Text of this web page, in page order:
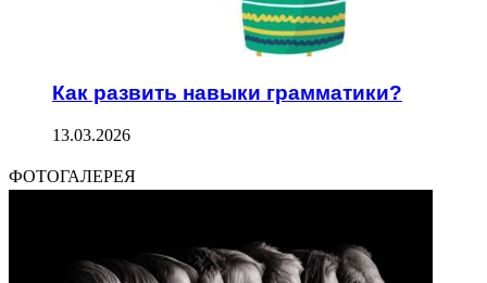
Как развить навыки грамматики?
13.03.2026
ФОТОГАЛЕРЕЯ